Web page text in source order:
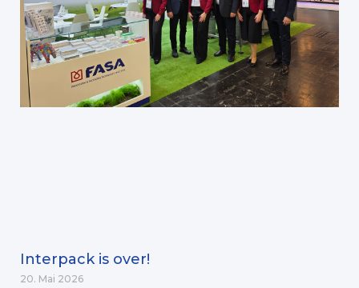
Interpack is over!
20. Mai 2026